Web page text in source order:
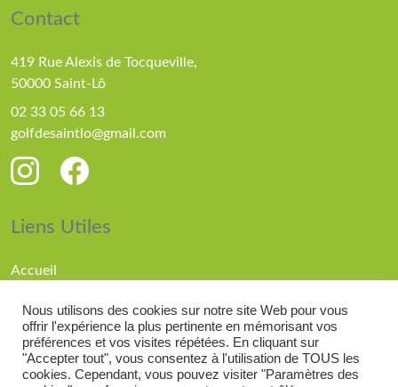
Contact
419 Rue Alexis de Tocqueville,
50000 Saint-Lô
02 33 05 66 13
golfdesaintlo@gmail.com
Liens Utiles
Accueil
Compétitions
Actualités
Nous utilisons des cookies sur notre site Web pour vous
offrir l'expérience la plus pertinente en mémorisant vos
préférences et vos visites répétées. En cliquant sur
"Accepter tout", vous consentez à l'utilisation de TOUS les
cookies. Cependant, vous pouvez visiter "Paramètres des